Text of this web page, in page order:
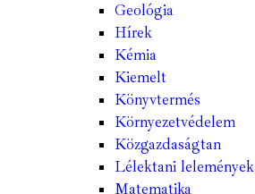
Geológia
Hírek
Kémia
Kiemelt
Könyvtermés
Környezetvédelem
Közgazdaságtan
Lélektani lelemények
Matematika